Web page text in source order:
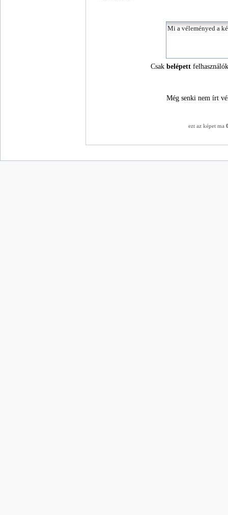
Csakbelépett
Még senki nem írt
ezt az képet ma